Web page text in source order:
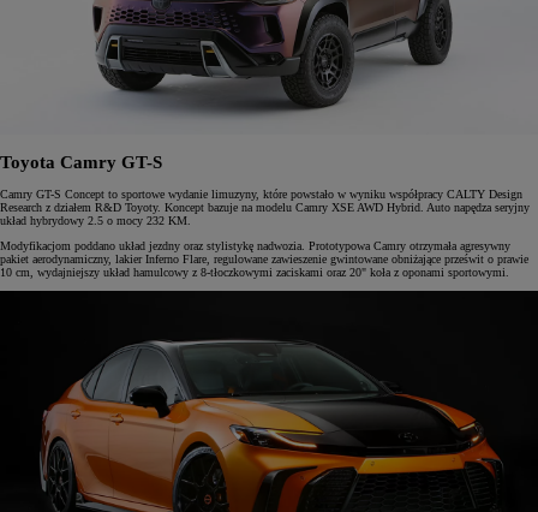
Toyota Camry GT-S
Camry GT-S Concept to sportowe wydanie limuzyny, które powstało w wyniku współpracy CALTY Design
Research z działem R&D Toyoty. Koncept bazuje na modelu Camry XSE AWD Hybrid. Auto napędza seryjny
układ hybrydowy 2.5 o mocy 232 KM.
Modyfikacjom poddano układ jezdny oraz stylistykę nadwozia. Prototypowa Camry otrzymała agresywny
pakiet aerodynamiczny, lakier Inferno Flare, regulowane zawieszenie gwintowane obniżające prześwit o prawie
10 cm, wydajniejszy układ hamulcowy z 8-tłoczkowymi zaciskami oraz 20" koła z oponami sportowymi.